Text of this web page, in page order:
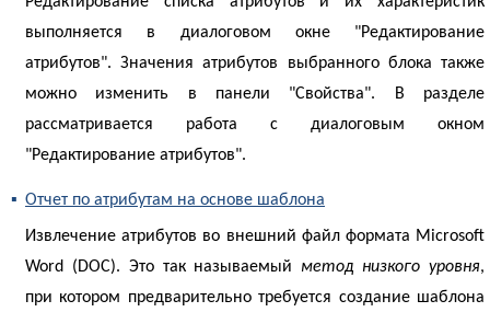
выполняется в диалоговом окне "Редактирование
атрибутов". Значения атрибутов выбранного блока также
можно изменить в панели "Свойства". В разделе
рассматривается работа с диалоговым окном
"Редактирование атрибутов".
▪ Отчет по атрибутам на основе шаблона
Извлечение атрибутов во внешний файл формата Microsoft
Word (DOC). Это так называемый метод низкого уровня,
при котором предварительно требуется создание шаблона